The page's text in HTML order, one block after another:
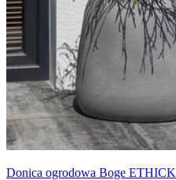
Donica ogrodowa Boge ETHICK